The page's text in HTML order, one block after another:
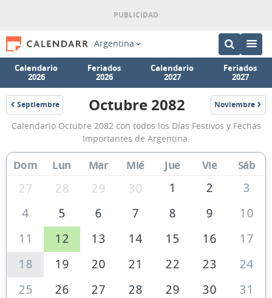
Argentina
Calendario
2026
Feriados
2026
Calendario
2027
Feriados
2027
Septiembre
2082
Calendario
Octubre
2082
de
Argentina
Octubre 2082 Noviembre
2082
Calendario Octubre 2082 con todos los Días Festivos y Fechas
Importantes de Argentina.
Dom Lun Mar Mié Jue Vie Sáb
27 28 29 30 1 2
3
4
5 6 7 8 9
10
11
12 13 14 15 16
17
18
19 20 21 22 23
24
25
26 27 28 29 30 31